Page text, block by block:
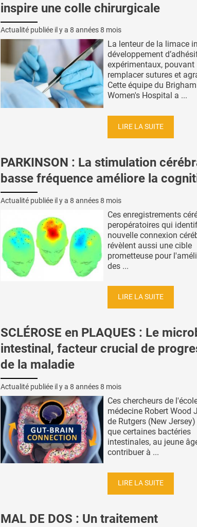
inspire une colle chirurgicale
Actualité publiée il y a 8 années 8 mois
La lenteur de la limace
développement
expérimentaux, pouvant
remplacer sutures et
Cette équipe du
Women's Hospital a ...
LIRE LA SUITE
PARKINSON : La stimulation
basse fréquence améliore la
Actualité publiée il y a 8 années 8 mois
Ces enregistrements
peropératoires qui
nouvelle connexion
révèlent aussi une cible
prometteuse pour
des ...
LIRE LA SUITE
SCLÉROSE en PLAQUES : Le
intestinal, facteur crucial de
de la maladie
Actualité publiée il y a 8 années 8 mois
Ces chercheurs de
médecine Robert Wood
de Rutgers (New
que certaines bactéries
intestinales, au jeune
contribuer à ...
LIRE LA SUITE
MAL DE DOS : Un traitement